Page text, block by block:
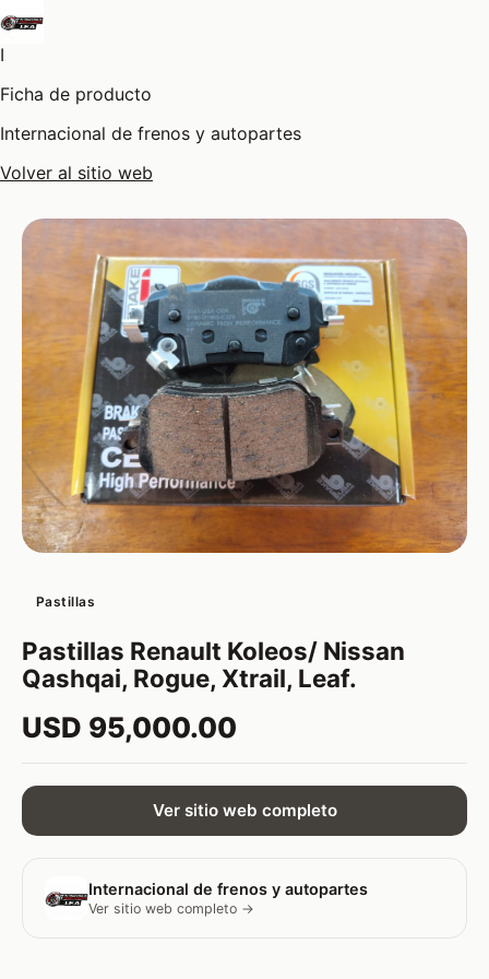
I
Ficha de producto
Internacional de frenos y autopartes
Volver al sitio web
Pastillas
Pastillas Renault Koleos/ Nissan
Qashqai, Rogue, Xtrail, Leaf.
USD 95,000.00
Ver sitio web completo
Internacional de frenos y autopartes
Ver sitio web completo →